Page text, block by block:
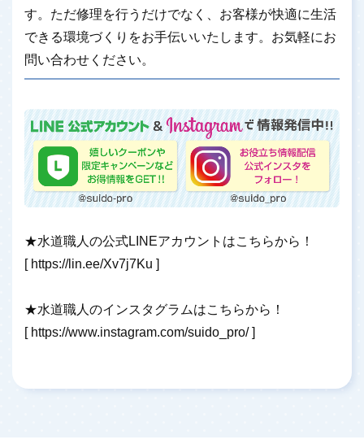
す。ただ修理を行うだけでなく、お客様が快適に生活
できる環境づくりをお手伝いいたします。お気軽にお
問い合わせください。
★水道職人の公式LINEアカウントはこちらから！
[ https://lin.ee/Xv7j7Ku ]
★水道職人のインスタグラムはこちらから！
[ https://www.instagram.com/suido_pro/]